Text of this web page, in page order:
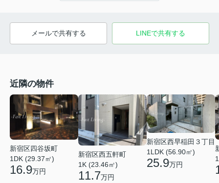
メールで共有する LINEで共有する
近隣の物件
新宿区四谷坂町
1DK (29.37㎡)
16.9万円
新宿区西五軒町
1K (23.46㎡)
11.7万円
新宿区西早稲田３丁目
1LDK (56.90㎡)
25.9万円